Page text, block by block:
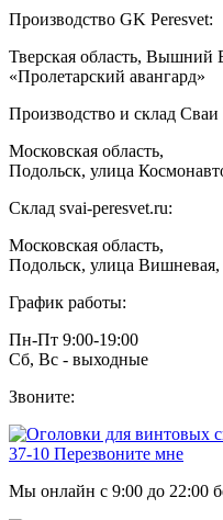
Производство GK Peresvet:
Тверская область, Вышний
«Пролетарский авангард»
Производство и склад Сваи
Московская область,
Подольск, улица
Склад svai-peresvet.ru:
Московская область,
Подольск, улица Вишневая,
График работы:
Пн-Пт 9:00-19:00
Сб, Вс - выходные
Звоните:
37-10 Перезвоните мне
Мы онлайн с 9:00 до 22:00